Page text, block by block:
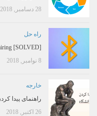
28 دسامبر, 2018
راه حل
[SOLVED] Bluetooth Keyboard Pairing
8 نوامبر, 2018
خارجه
راهنمای پیدا
26 اکتبر, 2018